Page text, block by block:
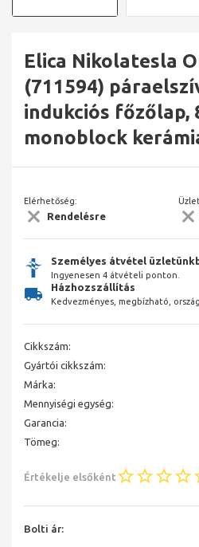
Elica Nikolatesla
(711594)
indukciós főzőlap,
monoblock
Elérhetőség:
Rendelésre
Személyes átvétel
Ingyenesen 4 átvételi ponton.
Házhozszállítás
Kedvezményes, megbízható,
Cikkszám:
Gyártói cikkszám:
Márka:
Mennyiségi egység:
Garancia:
Tömeg:
Értékelje elsőként
Bolti ár: